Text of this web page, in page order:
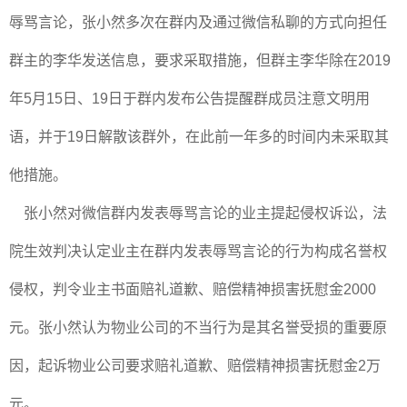
辱骂言论，张小然多次在群内及通过微信私聊的方式向担任
群主的李华发送信息，要求采取措施，但群主李华除在2019
年5月15日、19日于群内发布公告提醒群成员注意文明用
语，并于19日解散该群外，在此前一年多的时间内未采取其
他措施。
张小然对微信群内发表辱骂言论的业主提起侵权诉讼，法
院生效判决认定业主在群内发表辱骂言论的行为构成名誉权
侵权，判令业主书面赔礼道歉、赔偿精神损害抚慰金2000
元。张小然认为物业公司的不当行为是其名誉受损的重要原
因，起诉物业公司要求赔礼道歉、赔偿精神损害抚慰金2万